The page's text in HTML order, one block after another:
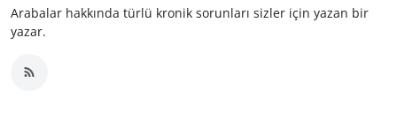
Arabalar hakkında türlü kronik sorunları sizler için yazan bir
yazar.